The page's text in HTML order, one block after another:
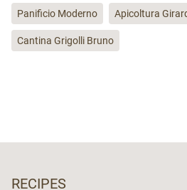
Panificio Moderno Apicoltura
Cantina Grigolli Bruno
RECIPES